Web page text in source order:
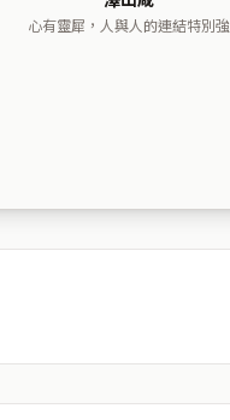
心有靈犀，人與人的連結特別強